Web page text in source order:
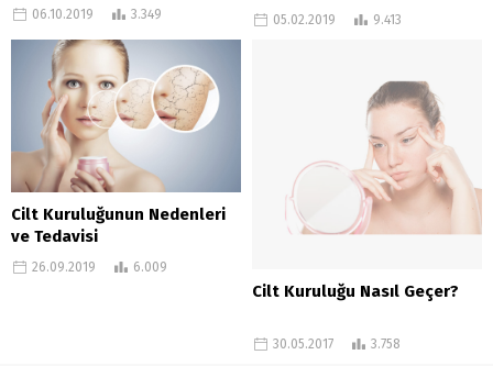
06.10.2019 3.349 05.02.2019 9.413
Cilt Kuruluğunun Nedenleri
ve Tedavisi
26.09.2019 6.009
Cilt Kuruluğu Nasıl Geçer?
30.05.2017 3.758